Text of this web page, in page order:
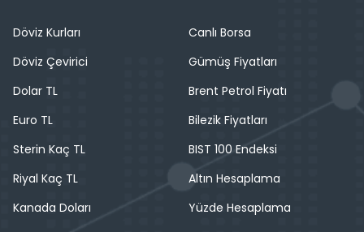
Döviz Kurları
Döviz Çevirici
Dolar TL
Euro TL
Sterin Kaç TL
Riyal Kaç TL
Kanada Doları
Canlı Borsa
Gümüş Fiyatları
Brent Petrol Fiyatı
Bilezik Fiyatları
BIST 100 Endeksi
Altın Hesaplama
Yüzde Hesaplama